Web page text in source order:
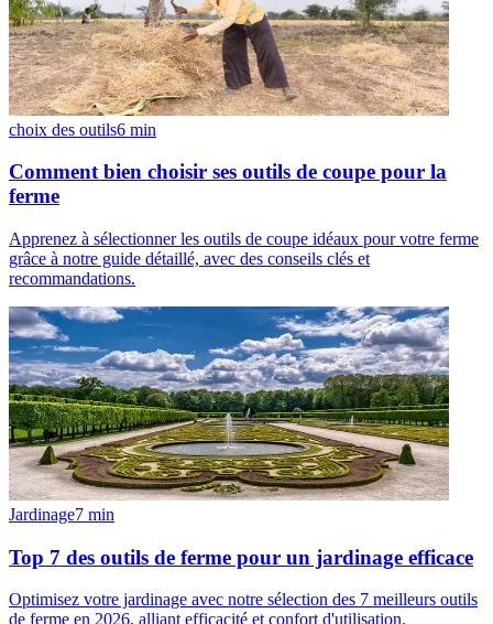
choix des outils6 min
Comment bien choisir ses outils de coupe pour la
ferme
Apprenez à sélectionner les outils de coupe idéaux pour votre ferme
grâce à notre guide détaillé, avec des conseils clés et
recommandations.
Jardinage7 min
Top 7 des outils de ferme pour un jardinage efficace
Optimisez votre jardinage avec notre sélection des 7 meilleurs outils
de ferme en 2026, alliant efficacité et confort d'utilisation.